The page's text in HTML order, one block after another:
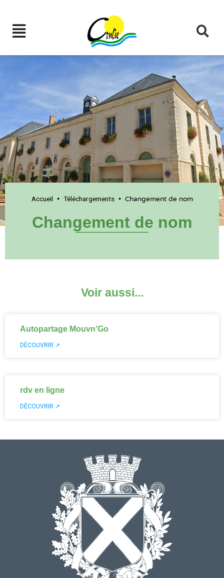
Accueil • Téléchargements• Changement de nom
Changement de nom
Voir aussi...
Autopartage Mouvn’Go
DÉCOUVRIR ↗
rdv en ligne
DÉCOUVRIR ↗